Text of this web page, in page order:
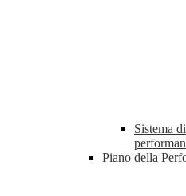
Sistema
Piano della